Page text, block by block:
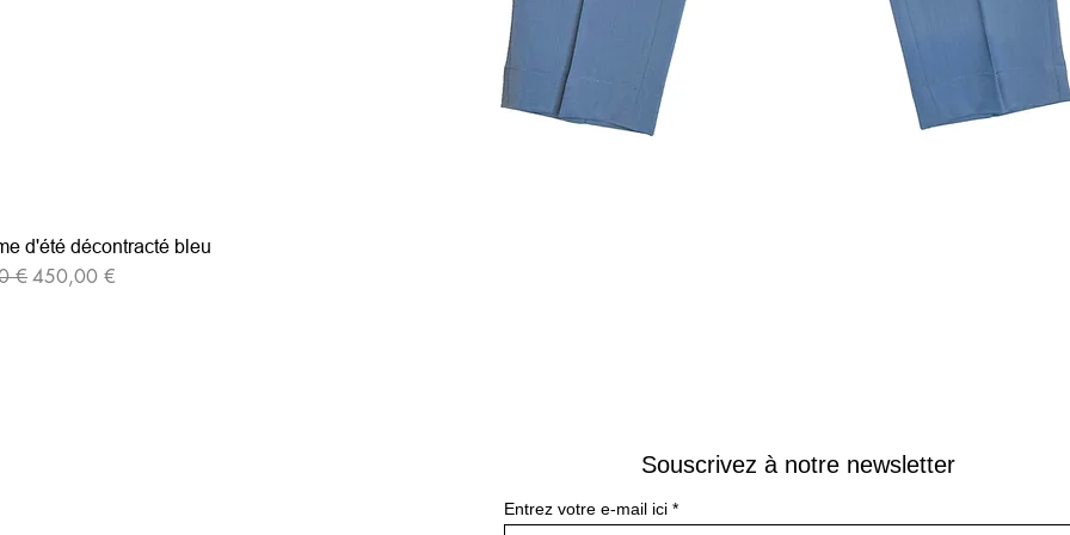
d'été décontracté bleu
€Prix promotionnel
450,00 €
Souscrivez à notre newsletter
Entrez votre e-mail ici